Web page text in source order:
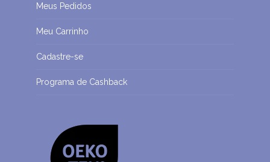
Meus Pedidos
Meu Carrinho
Cadastre-se
Programa de Cashback